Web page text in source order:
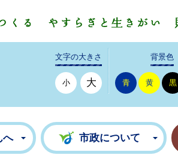
文字の大きさ
小 大
背景色
青 黄 黒
へ 市政について